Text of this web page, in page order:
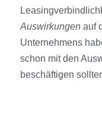
Auswirkungenauf
Unternehmens
schon mit den
beschäftigen